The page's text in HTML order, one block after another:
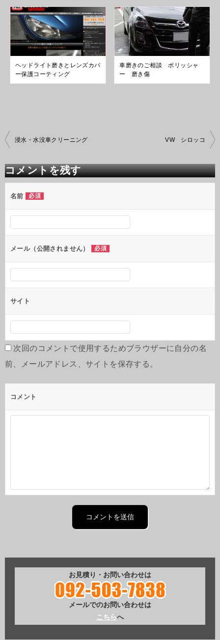
ヘッドライト磨きとレンズカバ
ー保護コーティング
車磨きのご相談 ポリッシャ
ー 磨き傷
投
稿
ビ
ゲ
ー
シ
ン
浸水・水没車クリーニング VW シロッコ
コメントを残す
名前 必須
メール（公開されません） 必須
サイト
次回のコメントで使用するためブラウザーに自分の名
前、メールアドレス、サイトを保存する。
コメント
お見積り・お問い合わせは
メールでのお問い合わせは
こちらへ